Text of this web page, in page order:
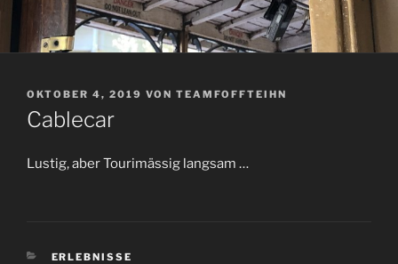
VERÖFFENTLICHT
AM
OKTOBER 4, 2019 VON TEAMFOFFTEIHN
Cablecar
Lustig, aber Tourimässig langsam …
KATEGORIEN
ERLEBNISSE